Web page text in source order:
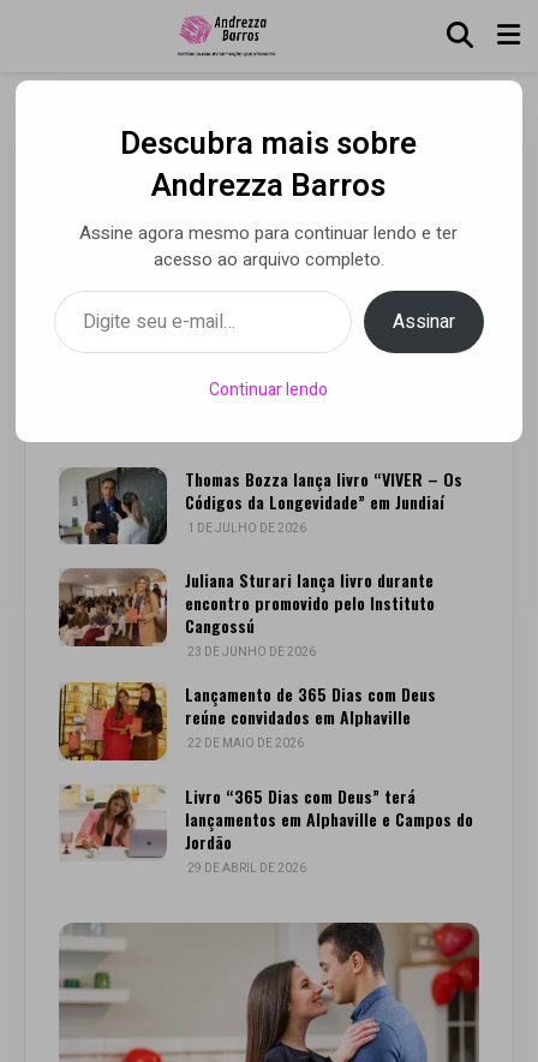
Livros para celebrar o Dia
dos Namorados
• 07 jun 2020
Thomas Bozza lança livro “VIVER – Os
Códigos da Longevidade” em Jundiaí
1 DE JULHO DE 2026
Juliana Sturari lança livro durante
encontro promovido pelo Instituto
Cangossú
23 DE JUNHO DE 2026
Lançamento de 365 Dias com Deus
reúne convidados em Alphaville
22 DE MAIO DE 2026
Livro “365 Dias com Deus” terá
lançamentos em Alphaville e Campos do
Jordão
29 DE ABRIL DE 2026
Descubra mais sobre
Andrezza Barros
Assine agora mesmo para continuar lendo e ter
acesso ao arquivo completo.
Digite seu e-mail…
Assinar
Continuar lendo